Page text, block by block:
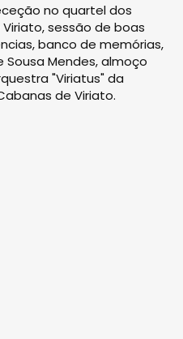
no quartel dos
sessão de boas
banco de memórias,
Sousa Mendes, almoço
"Viriatus" da
de Viriato.